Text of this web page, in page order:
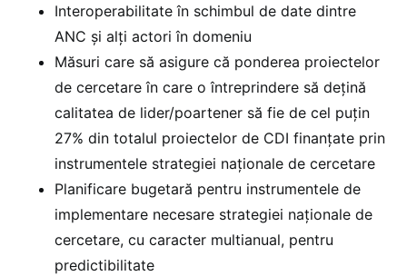
Interoperabilitate în schimbul de date dintre
ANC și alți actori în domeniu
Măsuri care să asigure că ponderea proiectelor
de cercetare în care o întreprindere să dețină
calitatea de lider/poartener să fie de cel puțin
27% din totalul proiectelor de CDI finanțate prin
instrumentele strategiei naționale de cercetare
Planificare bugetară pentru instrumentele de
implementare necesare strategiei naționale de
cercetare, cu caracter multianual, pentru
predictibilitate